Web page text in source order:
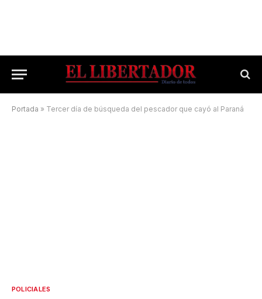
Portada » Tercer día de búsqueda del pescador que cayó al Paraná
POLICIALES